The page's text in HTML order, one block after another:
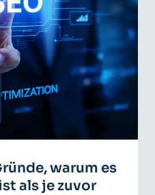
warum es
als je zuvor